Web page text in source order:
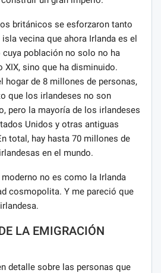
británicos se esforzaron tanto
vecina que ahora Irlanda es el
población no solo no ha
XIX, sino que ha disminuido.
hogar de 8 millones de personas,
que los irlandeses no son
pero la mayoría de los irlandeses
Unidos y otras antiguas
total, hay hasta 70 millones de
en el mundo.
no es como la Irlanda
cosmopolita. Y me pareció que
LA EMIGRACIÓN
detalle sobre las personas que